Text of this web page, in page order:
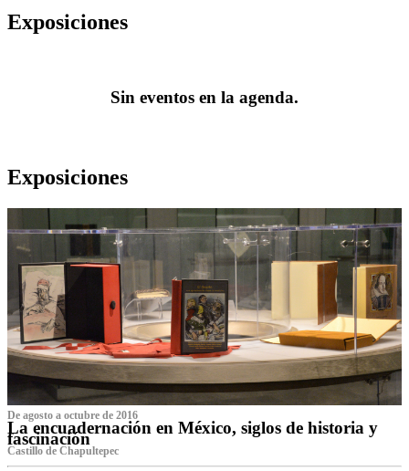
Exposiciones
Sin eventos en la agenda.
Exposiciones
De agosto a octubre de 2016
La encuadernación en México, siglos de historia y
fascinación
Castillo de Chapultepec